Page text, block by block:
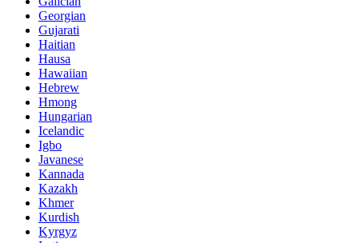
Georgian
Gujarati
Haitian
Hausa
Hawaiian
Hebrew
Hmong
Hungarian
Icelandic
Igbo
Javanese
Kannada
Kazakh
Khmer
Kurdish
Kyrgyz